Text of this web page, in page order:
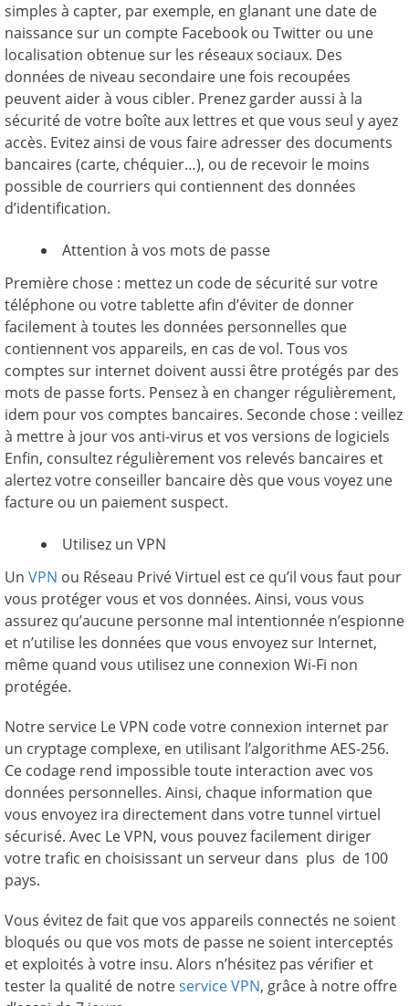
simples à capter, par exemple, en glanant une date de
naissance sur un compte Facebook ou Twitter ou une
localisation obtenue sur les réseaux sociaux. Des
données de niveau secondaire une fois recoupées
peuvent aider à vous cibler. Prenez garder aussi à la
sécurité de votre boîte aux lettres et que vous seul y ayez
accès. Evitez ainsi de vous faire adresser des documents
bancaires (carte, chéquier…), ou de recevoir le moins
possible de courriers qui contiennent des données
d’identification.
Attention à vos mots de passe
Première chose : mettez un code de sécurité sur votre
téléphone ou votre tablette afin d’éviter de donner
facilement à toutes les données personnelles que
contiennent vos appareils, en cas de vol. Tous vos
comptes sur internet doivent aussi être protégés par des
mots de passe forts. Pensez à en changer régulièrement,
idem pour vos comptes bancaires. Seconde chose : veillez
à mettre à jour vos anti-virus et vos versions de logiciels
Enfin, consultez régulièrement vos relevés bancaires et
alertez votre conseiller bancaire dès que vous voyez une
facture ou un paiement suspect.
Utilisez un VPN
Un VPN ou Réseau Privé Virtuel est ce qu’il vous faut pour
vous protéger vous et vos données. Ainsi, vous vous
assurez qu’aucune personne mal intentionnée n’espionne
et n’utilise les données que vous envoyez sur Internet,
même quand vous utilisez une connexion Wi-Fi non
protégée.
Notre service Le VPN code votre connexion internet par
un cryptage complexe, en utilisant l’algorithme AES-256.
Ce codage rend impossible toute interaction avec vos
données personnelles. Ainsi, chaque information que
vous envoyez ira directement dans votre tunnel virtuel
sécurisé. Avec Le VPN, vous pouvez facilement diriger
votre trafic en choisissant un serveur dans plus de 100
pays.
Vous évitez de fait que vos appareils connectés ne soient
bloqués ou que vos mots de passe ne soient interceptés
et exploités à votre insu. Alors n’hésitez pas vérifier et
tester la qualité de notreservice VPN, grâce à notre offre